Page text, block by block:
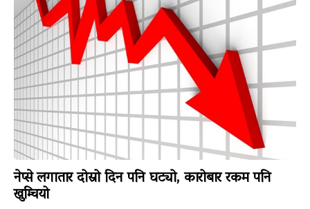
नेप्से लगातार दोस्रो दिन पनि घट्यो, कारोबार रकम पनि
खुम्चियो